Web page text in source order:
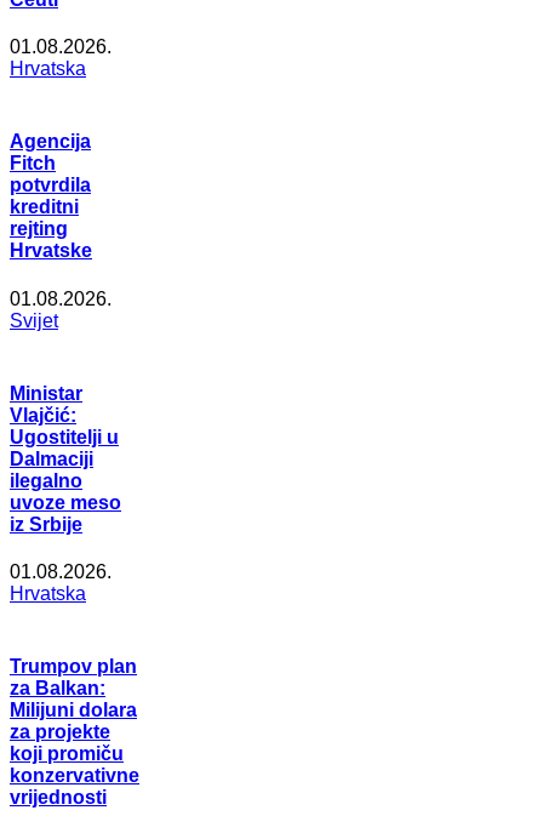
01.08.2026.
Hrvatska
Agencija
Fitch
potvrdila
kreditni
rejting
Hrvatske
01.08.2026.
Svijet
Ministar
Vlajčić:
Ugostitelji u
Dalmaciji
ilegalno
uvoze meso
iz Srbije
01.08.2026.
Hrvatska
Trumpov plan
za Balkan:
Milijuni dolara
za projekte
koji promiču
konzervativne
vrijednosti